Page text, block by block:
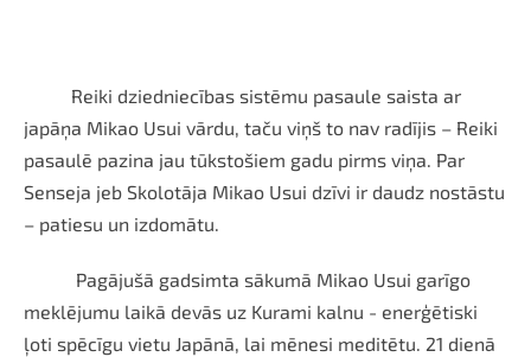
Reiki dziedniecības sistēmu pasaule saista ar
japāņa Mikao Usui vārdu, taču viņš to nav radījis – Reiki
pasaulē pazina jau tūkstošiem gadu pirms viņa. Par
Senseja jeb Skolotāja Mikao Usui dzīvi ir daudz nostāstu
– patiesu un izdomātu.
Pagājušā gadsimta sākumā Mikao Usui garīgo
meklējumu laikā devās uz Kurami kalnu - enerģētiski
ļoti spēcīgu vietu Japānā, lai mēnesi meditētu. 21 dienā